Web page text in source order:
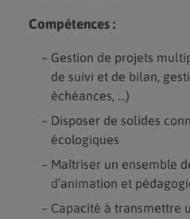
Compétences :
Gestion de projets
de suivi et de bilan,
échéances, …)
Disposer de solides
écologiques
Maîtriser un ensemble
d’animation et
Capacité à transmettre